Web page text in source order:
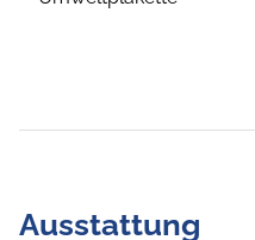
Ausstattung